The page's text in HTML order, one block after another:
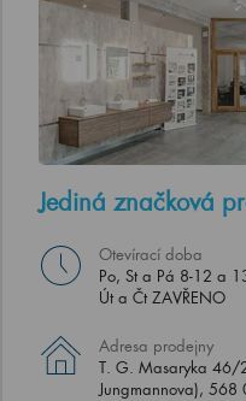
Jediná značková
Otevírací doba
Po, St a Pá 8-12 a
Út a Čt ZAVŘENO
Adresa prodejny
T. G. Masaryka 46/
Jungmannova), 568